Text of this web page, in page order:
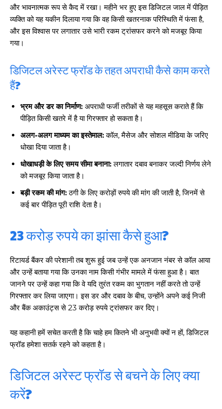
और भावनात्मक रूप से कैद में रखा। महीने भर हुए इस डिजिटल जाल में पीड़ित
व्यक्ति को यह यकीन दिलाया गया कि वह किसी खतरनाक परिस्थिति में फंसा है,
और इस विश्वास पर लगातार उसे भारी रकम ट्रांसफर करने को मजबूर किया
गया।
डिजिटल अरेस्ट फ्रॉड के तहत अपराधी कैसे काम करते
हैं?
भ्रम और डर का निर्माण: अपराधी फर्जी तरीकों से यह महसूस कराते हैं कि
पीड़ित किसी खतरे में है या गिरफ्तार हो सकता है।
अलग-अलग माध्यम का इस्तेमाल:कॉल, मैसेज और सोशल मीडिया के जरिए
धोखा दिया जाता है।
धोखाधड़ी के लिए समय सीमा बनाना:लगातार दबाव बनाकर जल्दी निर्णय लेने
को मजबूर किया जाता है।
बड़ी रकम की मांग:ठगी के लिए करोड़ों रुपये की मांग की जाती है, जिनमें से
कई बार पीड़ित पूरी राशि देता है।
23 करोड़ रुपये का झांसा कैसे हुआ?
रिटायर्ड बैंकर की परेशानी तब शुरू हुई जब उन्हें एक अनजान नंबर से कॉल आया
और उन्हें बताया गया कि उनका नाम किसी गंभीर मामले में फंसा हुआ है। बात
जानने पर उन्हें कहा गया कि वे यदि तुरंत रकम का भुगतान नहीं करते तो उन्हें
गिरफ्तार कर लिया जाएगा। इस डर और दबाव के बीच, उन्होंने अपने कई निजी
और बैंक अकाउंट्स से 23 करोड़ रुपये ट्रांसफर कर दिए।
यह कहानी हमें सचेत करती है कि चाहे हम कितने भी अनुभवी क्यों न हों, डिजिटल
फ्रॉड हमेशा सतर्क रहने को कहता है।
डिजिटल अरेस्ट फ्रॉड से बचने के लिए क्या
करें?